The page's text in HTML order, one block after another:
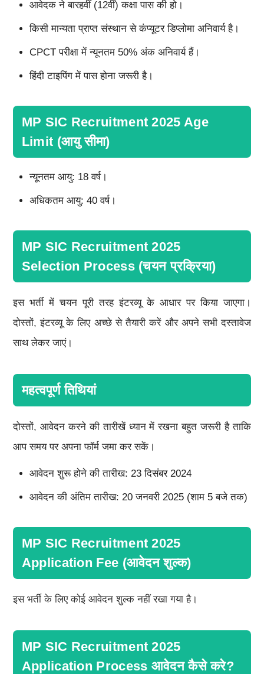
आवेदक ने बारहवीं (12वीं) कक्षा पास की हो।
किसी मान्यता प्राप्त संस्थान से कंप्यूटर डिप्लोमा अनिवार्य है।
CPCT परीक्षा में न्यूनतम 50% अंक अनिवार्य हैं।
हिंदी टाइपिंग में पास होना जरूरी है।
MP SIC Recruitment 2025 Age
Limit (आयु सीमा)
न्यूनतम आयु: 18 वर्ष।
अधिकतम आयु: 40 वर्ष।
MP SIC Recruitment 2025
Selection Process (चयन प्रक्रिया)
इस भर्ती में चयन पूरी तरह इंटरव्यू के आधार पर किया जाएगा।
दोस्तों, इंटरव्यू के लिए अच्छे से तैयारी करें और अपने सभी दस्तावेज
साथ लेकर जाएं।
महत्वपूर्ण तिथियां
दोस्तों, आवेदन करने की तारीखें ध्यान में रखना बहुत जरूरी है ताकि
आप समय पर अपना फॉर्म जमा कर सकें।
आवेदन शुरू होने की तारीख: 23 दिसंबर 2024
आवेदन की अंतिम तारीख: 20 जनवरी 2025 (शाम 5 बजे तक)
MP SIC Recruitment 2025
Application Fee (आवेदन शुल्क)
इस भर्ती के लिए कोई आवेदन शुल्क नहीं रखा गया है।
MP SIC Recruitment 2025
Application Process आवेदन कैसे करे?